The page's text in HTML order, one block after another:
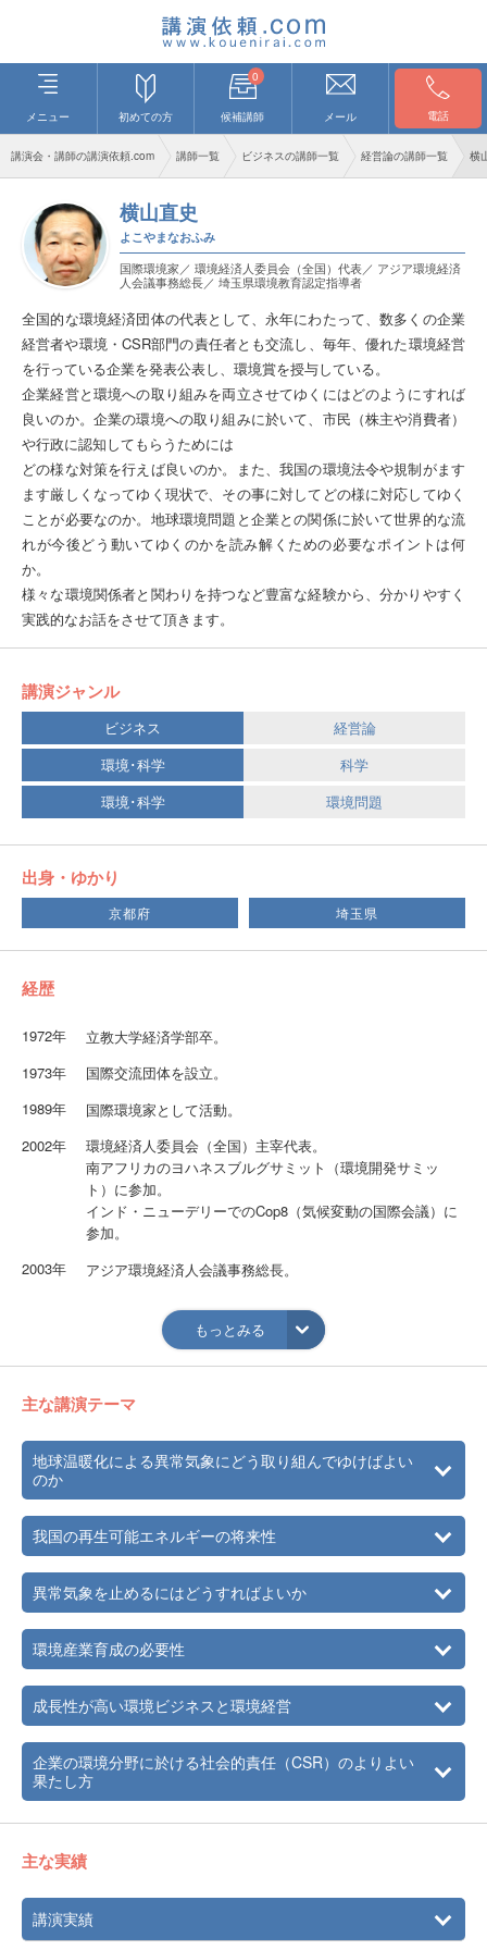
メニュー 初めての方
0
候補講師 メール 電話
講演会・講師の講演依頼.com 講師一覧 ビジネスの講師一覧 経営論の講師一覧 横
横山直史
よこやまなおふみ
国際環境家／ 環境経済人委員会（全国）代表／ アジア環境経済
人会議事務総長／ 埼玉県環境教育認定指導者
全国的な環境経済団体の代表として、永年にわたって、数多くの企業
経営者や環境・CSR部門の責任者とも交流し、毎年、優れた環境経営
を行っている企業を発表公表し、環境賞を授与している。
企業経営と環境への取り組みを両立させてゆくにはどのようにすれば
良いのか。企業の環境への取り組みに於いて、市民（株主や消費者）
や行政に認知してもらうためには
どの様な対策を行えば良いのか。また、我国の環境法令や規制がます
ます厳しくなってゆく現状で、その事に対してどの様に対応してゆく
ことが必要なのか。地球環境問題と企業との関係に於いて世界的な流
れが今後どう動いてゆくのかを読み解くための必要なポイントは何
か。
様々な環境関係者と関わりを持つなど豊富な経験から、分かりやすく
実践的なお話をさせて頂きます。
講演ジャンル
ビジネス
経営論
環境･科学
科学
環境･科学
環境問題
出身・ゆかり
京都府 埼玉県
経歴
1972年
立教大学経済学部卒。
1973年
国際交流団体を設立。
1989年
国際環境家として活動。
2002年
環境経済人委員会（全国）主宰代表。
南アフリカのヨハネスブルグサミット（環境開発サミッ
ト）に参加。
インド・ニューデリーでのCop8（気候変動の国際会議）に
参加。
2003年
アジア環境経済人会議事務総長。
埼玉県環境指導者。
もっとみる
主な講演テーマ
地球温暖化による異常気象にどう取り組んでゆけばよい
のか
我国の再生可能エネルギーの将来性
異常気象を止めるにはどうすればよいか
環境産業育成の必要性
成長性が高い環境ビジネスと環境経営
企業の環境分野に於ける社会的責任（CSR）のよりよい
果たし方
主な実績
講演実績